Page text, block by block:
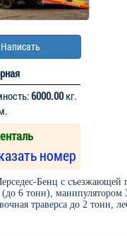
6000.00кг.
номер
Бенц с съезжающей
6 тонн), манипулятором
траверса до 2 тонн,